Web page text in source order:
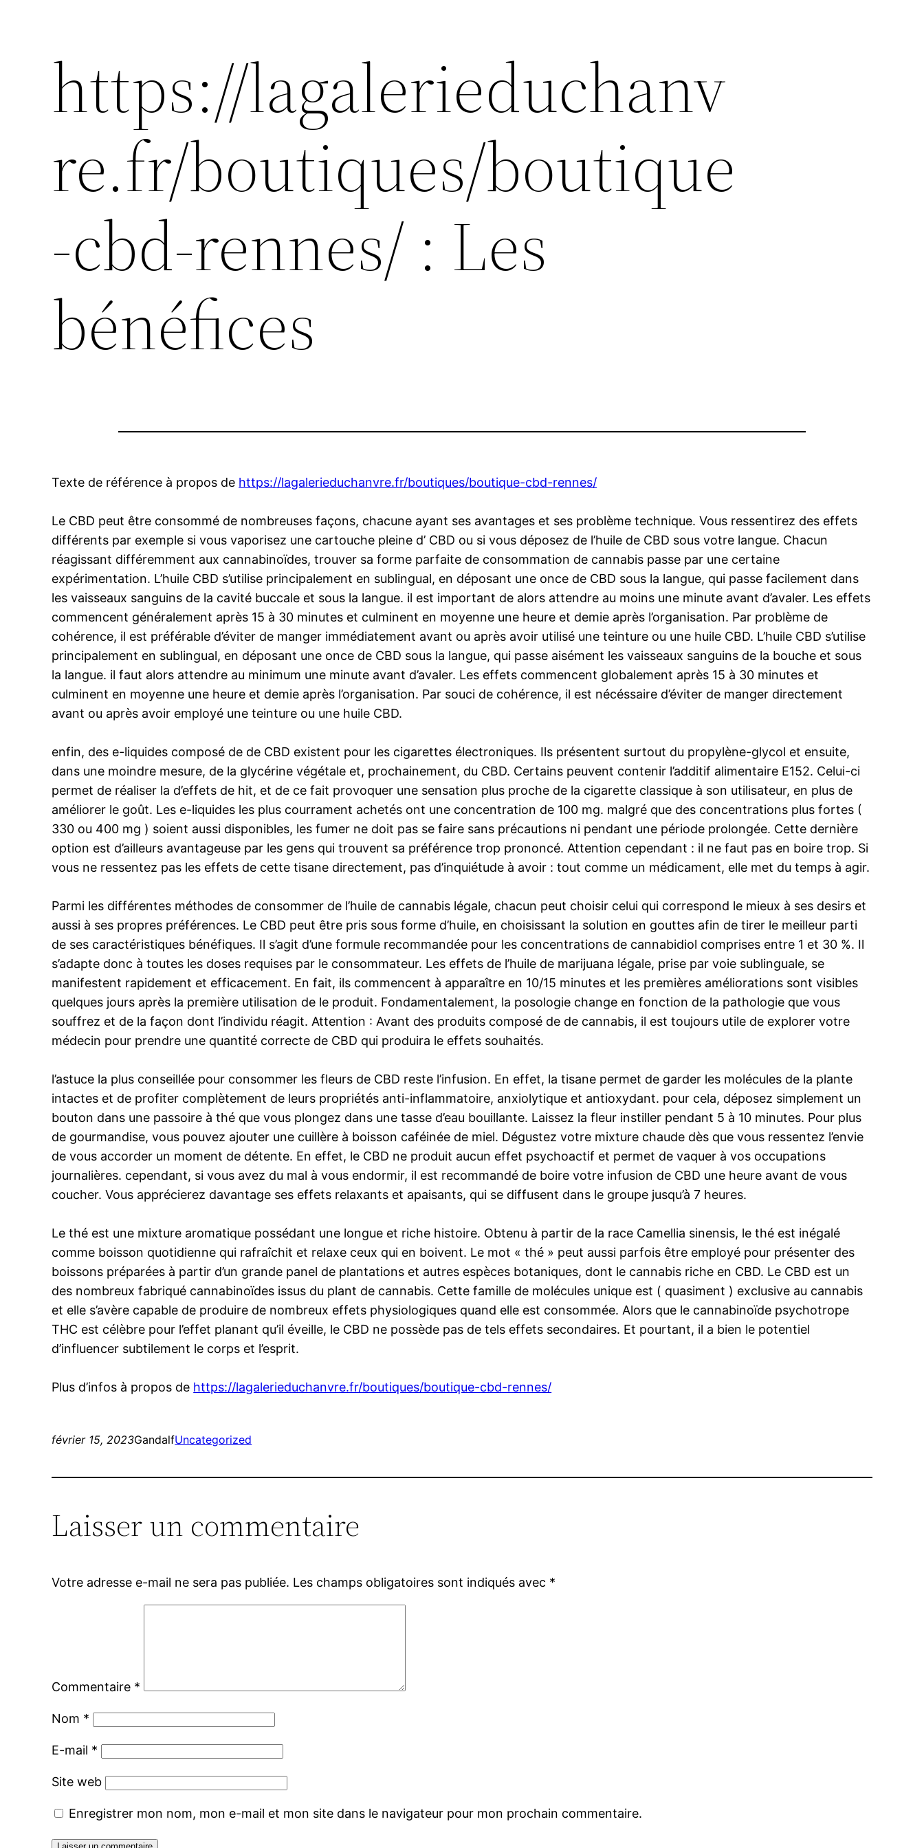
https://lagalerieduchanv
re.fr/boutiques/boutique
-cbd-rennes/ : Les
bénéfices
Texte de référence à propos de https://lagalerieduchanvre.fr/boutiques/boutique-cbd-rennes/
Le CBD peut être consommé de nombreuses façons, chacune ayant ses avantages et ses problème technique. Vous ressentirez des effets
différents par exemple si vous vaporisez une cartouche pleine d’ CBD ou si vous déposez de l’huile de CBD sous votre langue. Chacun
réagissant différemment aux cannabinoïdes, trouver sa forme parfaite de consommation de cannabis passe par une certaine
expérimentation. L’huile CBD s’utilise principalement en sublingual, en déposant une once de CBD sous la langue, qui passe facilement dans
les vaisseaux sanguins de la cavité buccale et sous la langue. il est important de alors attendre au moins une minute avant d’avaler. Les effets
commencent généralement après 15 à 30 minutes et culminent en moyenne une heure et demie après l’organisation. Par problème de
cohérence, il est préférable d’éviter de manger immédiatement avant ou après avoir utilisé une teinture ou une huile CBD. L’huile CBD s’utilise
principalement en sublingual, en déposant une once de CBD sous la langue, qui passe aisément les vaisseaux sanguins de la bouche et sous
la langue. il faut alors attendre au minimum une minute avant d’avaler. Les effets commencent globalement après 15 à 30 minutes et
culminent en moyenne une heure et demie après l’organisation. Par souci de cohérence, il est nécéssaire d’éviter de manger directement
avant ou après avoir employé une teinture ou une huile CBD.
enfin, des e-liquides composé de de CBD existent pour les cigarettes électroniques. Ils présentent surtout du propylène-glycol et ensuite,
dans une moindre mesure, de la glycérine végétale et, prochainement, du CBD. Certains peuvent contenir l’additif alimentaire E152. Celui-ci
permet de réaliser la d’effets de hit, et de ce fait provoquer une sensation plus proche de la cigarette classique à son utilisateur, en plus de
améliorer le goût. Les e-liquides les plus courrament achetés ont une concentration de 100 mg. malgré que des concentrations plus fortes (
330 ou 400 mg ) soient aussi disponibles, les fumer ne doit pas se faire sans précautions ni pendant une période prolongée. Cette dernière
option est d’ailleurs avantageuse par les gens qui trouvent sa préférence trop prononcé. Attention cependant : il ne faut pas en boire trop. Si
vous ne ressentez pas les effets de cette tisane directement, pas d’inquiétude à avoir : tout comme un médicament, elle met du temps à agir.
Parmi les différentes méthodes de consommer de l’huile de cannabis légale, chacun peut choisir celui qui correspond le mieux à ses desirs et
aussi à ses propres préférences. Le CBD peut être pris sous forme d’huile, en choisissant la solution en gouttes afin de tirer le meilleur parti
de ses caractéristiques bénéfiques. Il s’agit d’une formule recommandée pour les concentrations de cannabidiol comprises entre 1 et 30 %. Il
s’adapte donc à toutes les doses requises par le consommateur. Les effets de l’huile de marijuana légale, prise par voie sublinguale, se
manifestent rapidement et efficacement. En fait, ils commencent à apparaître en 10/15 minutes et les premières améliorations sont visibles
quelques jours après la première utilisation de le produit. Fondamentalement, la posologie change en fonction de la pathologie que vous
souffrez et de la façon dont l’individu réagit. Attention : Avant des produits composé de de cannabis, il est toujours utile de explorer votre
médecin pour prendre une quantité correcte de CBD qui produira le effets souhaités.
l’astuce la plus conseillée pour consommer les fleurs de CBD reste l’infusion. En effet, la tisane permet de garder les molécules de la plante
intactes et de profiter complètement de leurs propriétés anti-inflammatoire, anxiolytique et antioxydant. pour cela, déposez simplement un
bouton dans une passoire à thé que vous plongez dans une tasse d’eau bouillante. Laissez la fleur instiller pendant 5 à 10 minutes. Pour plus
de gourmandise, vous pouvez ajouter une cuillère à boisson caféinée de miel. Dégustez votre mixture chaude dès que vous ressentez l’envie
de vous accorder un moment de détente. En effet, le CBD ne produit aucun effet psychoactif et permet de vaquer à vos occupations
journalières. cependant, si vous avez du mal à vous endormir, il est recommandé de boire votre infusion de CBD une heure avant de vous
coucher. Vous apprécierez davantage ses effets relaxants et apaisants, qui se diffusent dans le groupe jusqu’à 7 heures.
Le thé est une mixture aromatique possédant une longue et riche histoire. Obtenu à partir de la race Camellia sinensis, le thé est inégalé
comme boisson quotidienne qui rafraîchit et relaxe ceux qui en boivent. Le mot « thé » peut aussi parfois être employé pour présenter des
boissons préparées à partir d’un grande panel de plantations et autres espèces botaniques, dont le cannabis riche en CBD. Le CBD est un
des nombreux fabriqué cannabinoïdes issus du plant de cannabis. Cette famille de molécules unique est ( quasiment ) exclusive au cannabis
et elle s’avère capable de produire de nombreux effets physiologiques quand elle est consommée. Alors que le cannabinoïde psychotrope
THC est célèbre pour l’effet planant qu’il éveille, le CBD ne possède pas de tels effets secondaires. Et pourtant, il a bien le potentiel
d’influencer subtilement le corps et l’esprit.
Plus d’infos à propos de https://lagalerieduchanvre.fr/boutiques/boutique-cbd-rennes/
février 15, 2023GandalfUncategorized
Laisser un commentaire
Votre adresse e-mail ne sera pas publiée. Les champs obligatoires sont indiqués avec *
Commentaire *
Nom *
E-mail *
Site web
Enregistrer mon nom, mon e-mail et mon site dans le navigateur pour mon prochain commentaire.